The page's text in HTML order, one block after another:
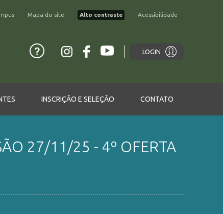
Mapa do site Alto contraste Acessibilidade
LOGIN
INSCRIÇÃO E SELEÇÃO CONTATO
27/11/25 - 4º OFERTA